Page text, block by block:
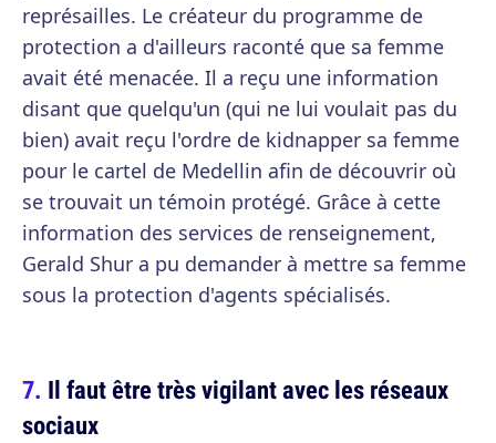
représailles. Le créateur du programme de
protection a d'ailleurs raconté que sa femme
avait été menacée. Il a reçu une information
disant que quelqu'un (qui ne lui voulait pas du
bien) avait reçu l'ordre de kidnapper sa femme
pour le cartel de Medellin afin de découvrir où
se trouvait un témoin protégé. Grâce à cette
information des services de renseignement,
Gerald Shur a pu demander à mettre sa femme
sous la protection d'agents spécialisés.
Il faut être très vigilant avec les réseaux
sociaux